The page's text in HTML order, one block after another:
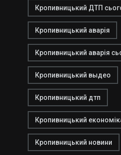
Кропивницький ДТП
Кропивницький аварія
Кропивницький аварія
Кропивницький выдео
Кропивницький дтп
Кропивницький
Кропивницький новини